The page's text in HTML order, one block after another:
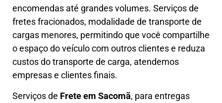
encomendas até grandes volumes. Serviços de
fretes fracionados, modalidade de transporte de
cargas menores, permitindo que você compartilhe
o espaço do veículo com outros clientes e reduza
custos do transporte de carga, atendemos
empresas e clientes finais.
Serviços de Frete em Sacomã, para entregas